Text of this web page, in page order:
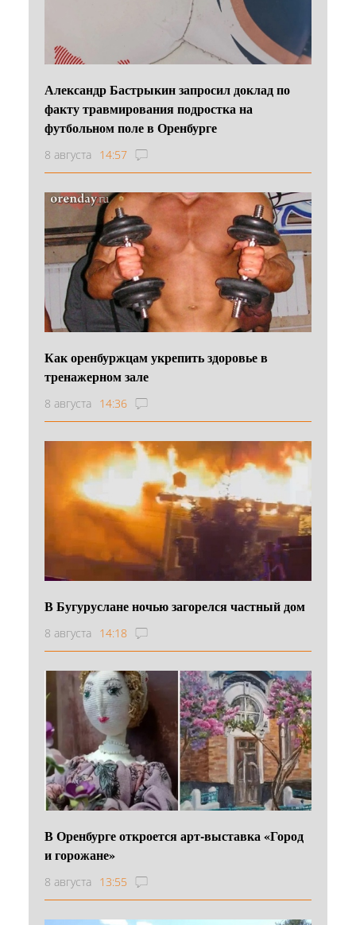
Александр Бастрыкин запросил доклад по
факту травмирования подростка на
футбольном поле в Оренбурге
8 августа 14:57
Как оренбуржцам укрепить здоровье в
тренажерном зале
8 августа 14:36
В Бугуруслане ночью загорелся частный дом
8 августа 14:18
В Оренбурге откроется арт-выставка «Город
и горожане»
8 августа 13:55